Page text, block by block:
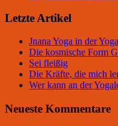
Letzte Artikel
Jnana Yoga in der
Die kosmische Form
Sei fleißig
Die Kräfte, die mich
Wer kann an der
Neueste Kommentare